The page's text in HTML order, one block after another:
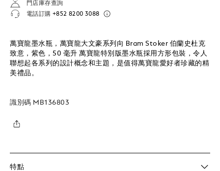
門店庫存查詢
電話訂購 +852 8200 3088
萬寶龍墨水瓶，萬寶龍大文豪系列向 Bram Stoker 伯蘭史杜克
致意，紫色，50 毫升 萬寶龍特別版墨水瓶採用方形包裝，令人
聯想起各系列的設計概念和主題，是值得萬寶龍愛好者珍藏的精
美禮品。
識別碼 MB136803
特點